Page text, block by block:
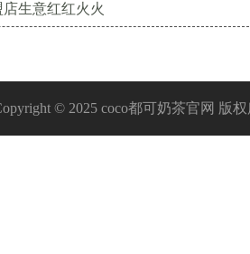
店生意红红火火
© 2025 coco都可奶茶官网 版